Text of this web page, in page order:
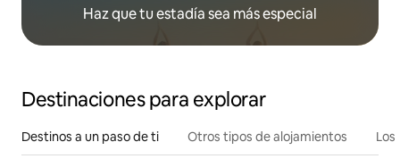
Haz que tu estadía sea más especial
Destinaciones para explorar
Destinos a un paso de ti Otros tipos de alojamientos